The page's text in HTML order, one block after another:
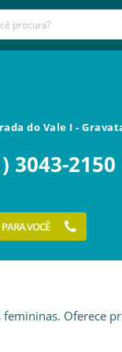
do Vale I -
3043-2150
VOCÊ
Oferece